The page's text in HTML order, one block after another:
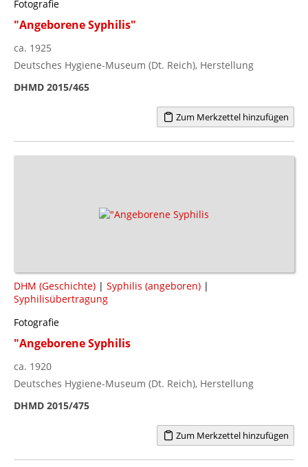
Fotografie
"Angeborene Syphilis"
ca. 1925
Deutsches Hygiene-Museum (Dt. Reich), Herstellung
DHMD 2015/465
Zum Merkzettel hinzufügen
DHM (Geschichte) | Syphilis (angeboren) |
Syphilisübertragung
Fotografie
"Angeborene Syphilis
ca. 1920
Deutsches Hygiene-Museum (Dt. Reich), Herstellung
DHMD 2015/475
Zum Merkzettel hinzufügen